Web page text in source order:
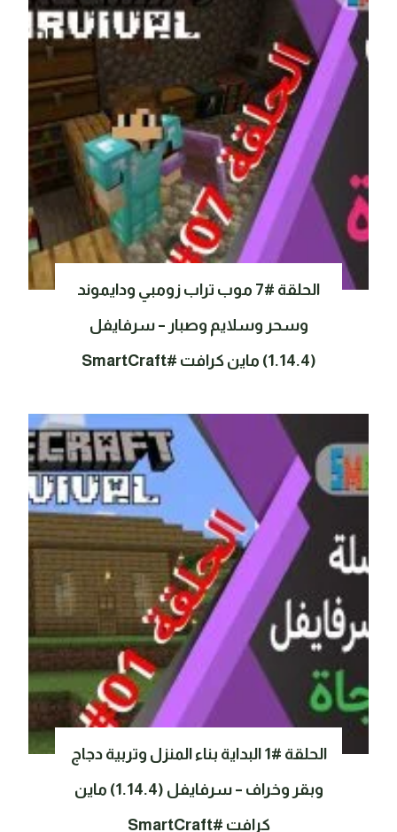
الحلقة #7 موب تراب زومبي ودايموند
وسحر وسلايم وصبار – سرفايفل
(1.14.4) ماين كرافت #SmartCraft
الحلقة #1 البداية بناء المنزل وتربية دجاج
وبقر وخراف – سرفايفل (1.14.4) ماين
كرافت #SmartCraft